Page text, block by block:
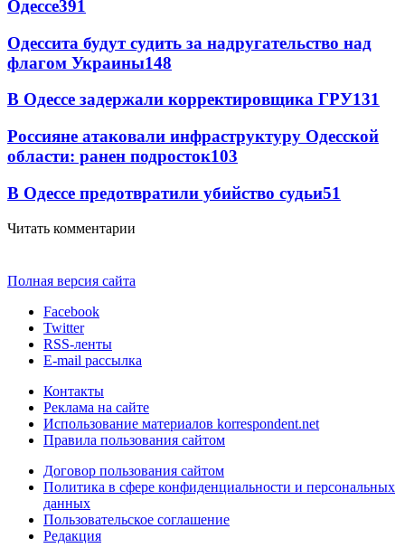
Одессе391
Одессита будут судить за надругательство над
флагом Украины148
В Одессе задержали корректировщика ГРУ131
Россияне атаковали инфраструктуру Одесской
области: ранен подросток103
В Одессе предотвратили убийство судьи51
Читать комментарии
Полная версия сайта
Facebook
Twitter
RSS-ленты
E-mail рассылка
Контакты
Реклама на сайте
Использование материалов korrespondent.net
Правила пользования сайтом
Договор пользования сайтом
Политика в сфере конфиденциальности и персональных
данных
Пользовательское соглашение
Редакция